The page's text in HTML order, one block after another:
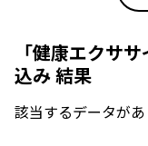
「健康エクサ
込み 結果
該当するデータがあ